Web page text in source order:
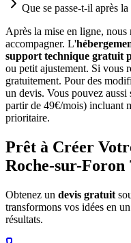
Que se passe-t-il après
Après la mise en ligne,
accompagner. L'
support technique gratuit
ou petit ajustement. Si vous
gratuitement. Pour des
un devis. Vous pouvez
partir de 49€/mois) incluant
prioritaire.
Prêt à Créer
Roche-sur-Foron
Obtenez un devis gratuit
transformons vos idées en
résultats.